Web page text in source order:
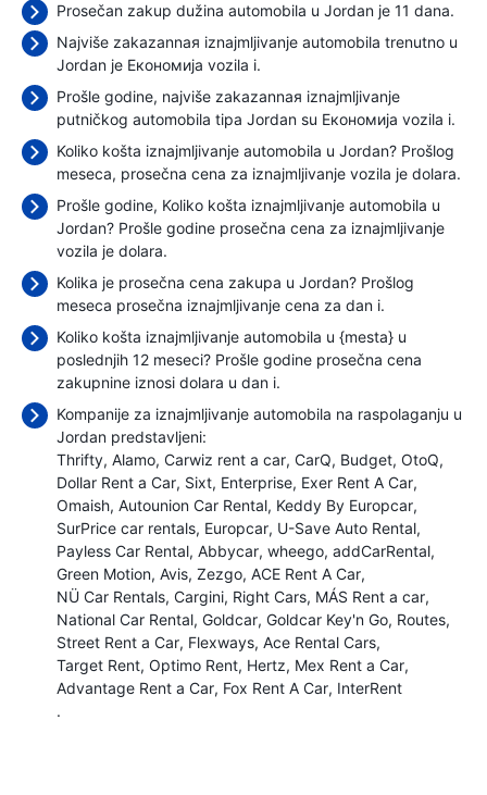
Prosečan zakup dužina automobila u Jordan je 11 dana.
Najviše zakazannaя iznajmljivanje automobila trenutno u
Jordan je Економија vozila i.
Prošle godine, najviše zakazannaя iznajmljivanje
putničkog automobila tipa Jordan su Економија vozila i.
Koliko košta iznajmljivanje automobila u Jordan? Prošlog
meseca, prosečna cena za iznajmljivanje vozila je dolara.
Prošle godine, Koliko košta iznajmljivanje automobila u
Jordan? Prošle godine prosečna cena za iznajmljivanje
vozila je dolara.
Kolika je prosečna cena zakupa u Jordan? Prošlog
meseca prosečna iznajmljivanje cena za dan i.
Koliko košta iznajmljivanje automobila u {mesta} u
poslednjih 12 meseci? Prošle godine prosečna cena
zakupnine iznosi dolara u dan i.
Kompanije za iznajmljivanje automobila na raspolaganju u
Jordan predstavljeni:
Thrifty Alamo Carwiz rent a car CarQ Budget OtoQ
Dollar Rent a Car Sixt Enterprise Exer Rent A Car
Omaish Autounion Car Rental Keddy By Europcar
SurPrice car rentals Europcar U-Save Auto Rental
Payless Car Rental Abbycar wheego addCarRental
Green Motion Avis Zezgo ACE Rent A Car
NÜ Car Rentals Cargini Right Cars MÁS Rent a car
National Car Rental Goldcar Goldcar Key'n Go Routes
Street Rent a Car Flexways Ace Rental Cars
Target Rent Optimo Rent Hertz Mex Rent a Car
Advantage Rent a Car Fox Rent A Car InterRent
.